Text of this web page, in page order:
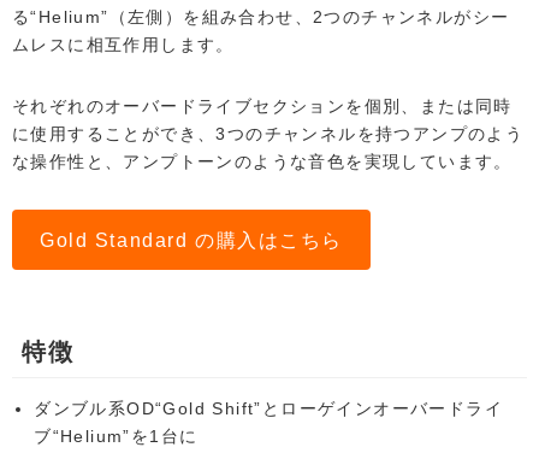
る“Helium”（左側）を組み合わせ、2つのチャンネルがシー
ムレスに相互作用します。
それぞれのオーバードライブセクションを個別、または同時
に使用することができ、3つのチャンネルを持つアンプのよう
な操作性と、アンプトーンのような音色を実現しています。
Gold Standard の購入はこちら
特徴
ダンブル系OD“Gold Shift”とローゲインオーバードライ
ブ“Helium”を1台に